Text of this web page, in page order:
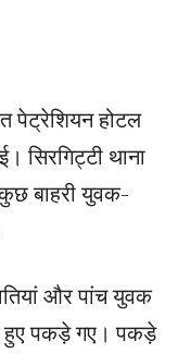
पेट्रेशियन होटल
सिरगिट्टी थाना
बाहरी युवक-
और पांच युवक
हुए पकड़े गए। पकड़े